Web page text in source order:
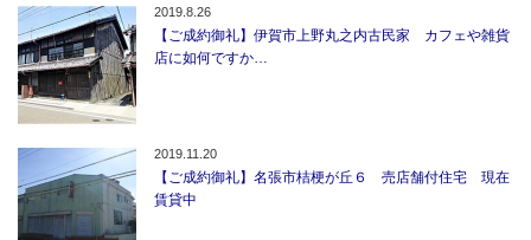
2019.8.26
【ご成約御礼】伊賀市上野丸之内古民家 カフェや雑貨
店に如何ですか…
2019.11.20
【ご成約御礼】名張市桔梗が丘６ 売店舗付住宅 現在
賃貸中